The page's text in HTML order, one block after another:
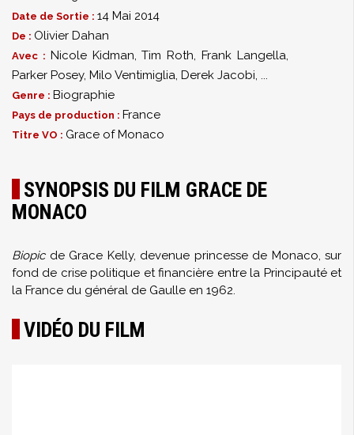
Date de Sortie : 14 Mai 2014
De : Olivier Dahan
Avec : Nicole Kidman,Tim Roth,Frank Langella,
Parker Posey, Milo Ventimiglia, Derek Jacobi, ...
Genre : Biographie
Pays de production : France
Titre VO : Grace of Monaco
SYNOPSIS DU FILM GRACE DE
MONACO
Biopic de Grace Kelly, devenue princesse de Monaco, sur
fond de crise politique et financière entre la Principauté et
la France du général de Gaulle en 1962.
VIDÉO DU FILM